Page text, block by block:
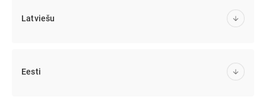
Latviešu
Eesti